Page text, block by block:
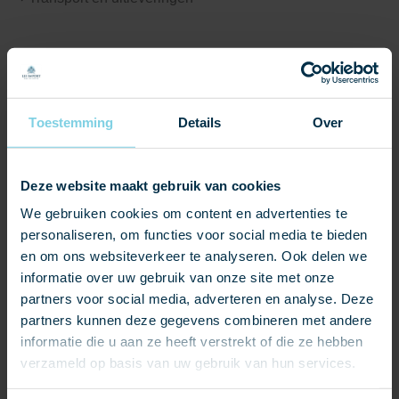
Toestemming Details Over
Deze website maakt gebruik van cookies
We gebruiken cookies om content en advertenties te
personaliseren, om functies voor social media te bieden
en om ons websiteverkeer te analyseren. Ook delen we
informatie over uw gebruik van onze site met onze
partners voor social media, adverteren en analyse. Deze
partners kunnen deze gegevens combineren met andere
informatie die u aan ze heeft verstrekt of die ze hebben
verzameld op basis van uw gebruik van hun services.
DENNIS RAMAEKERS
dennis@lei-import.nl